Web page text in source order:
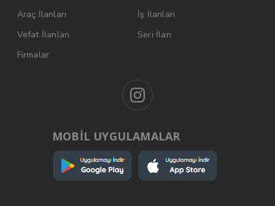
Araç İlanları
İş İlanları
Vefat İlanları
Seri İlan
Firmalar
MOBİL UYGULAMALAR